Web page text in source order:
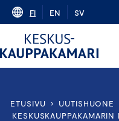
Skip
content
FI EN SV
ETUSIVU › UUTISHUONE